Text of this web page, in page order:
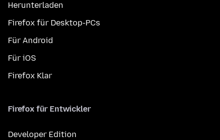
Herunterladen
Firefox für Desktop-PCs
Für Android
Für iOS
Firefox Klar
Firefox für Entwickler
Developer Edition